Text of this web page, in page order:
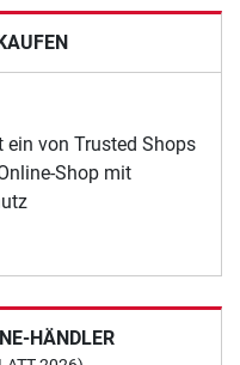
ein von Trusted Shops
Shop mit
HÄNDLER